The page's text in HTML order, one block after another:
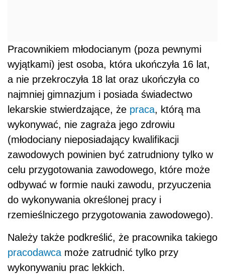
Pracownikiem młodocianym (poza pewnymi
wyjątkami) jest osoba, która ukończyła 16 lat,
a nie przekroczyła 18 lat oraz ukończyła co
najmniej gimnazjum i posiada świadectwo
lekarskie stwierdzające, że praca, którą ma
wykonywać, nie zagraża jego zdrowiu
(młodociany nieposiadający kwalifikacji
zawodowych powinien być zatrudniony tylko w
celu przygotowania zawodowego, które może
odbywać w formie nauki zawodu, przyuczenia
do wykonywania określonej pracy i
rzemieślniczego przygotowania zawodowego).
Należy także podkreślić, że pracownika takiego
pracodawca może zatrudnić tylko przy
wykonywaniu prac lekkich.